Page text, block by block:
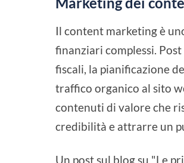
Il content marketing è
finanziari complessi.
fiscali, la pianificazione
traffico organico al sito
contenuti di valore che
credibilità e attrarre un
Un post sul blog su "Le